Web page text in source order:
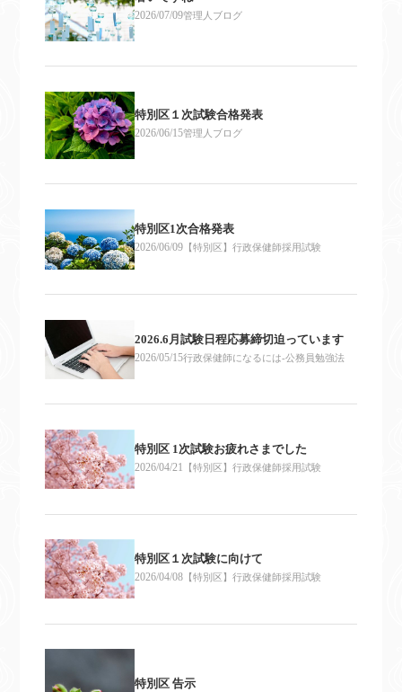
2026/07/09管理人ブログ
特別区１次試験合格発表
2026/06/15管理人ブログ
特別区1次合格発表
2026/06/09【特別区】行政保健師採用試験
2026.6月試験日程応募締切迫っています
2026/05/15行政保健師になるには-公務員勉強法
特別区 1次試験お疲れさまでした
2026/04/21 【特別区】行政保健師採用試験
特別区１次試験に向けて
2026/04/08【特別区】行政保健師採用試験
特別区 告示